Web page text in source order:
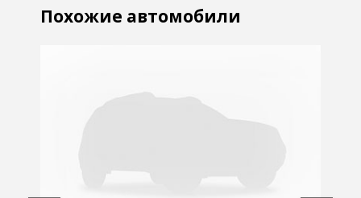
Похожие автомобили